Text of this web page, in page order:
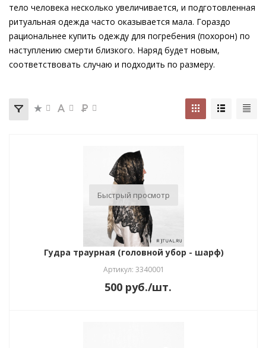
тело человека несколько увеличивается, и подготовленная
ритуальная одежда часто оказывается мала. Гораздо
рациональнее купить одежду для погребения (похорон) по
наступлению смерти близкого. Наряд будет новым,
соответствовать случаю и подходить по размеру.
Быстрый просмотр
Гудра траурная (головной убор - шарф)
Артикул: 3340001
500руб./шт.